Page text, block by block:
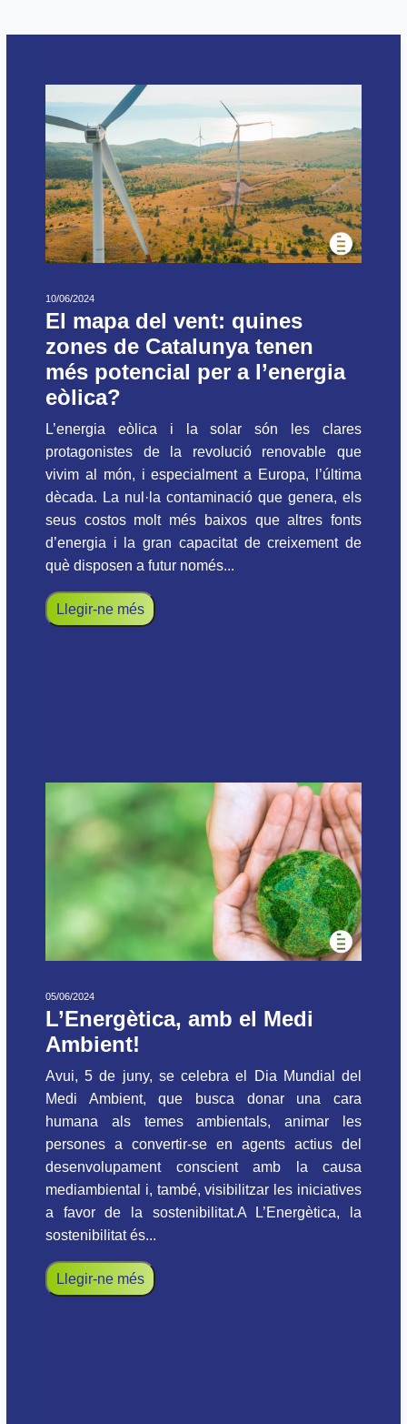
10/06/2024
El mapa del vent: quines
zones de Catalunya tenen
més potencial per a l’energia
eòlica?
L’energia eòlica i la solar són les clares
protagonistes de la revolució renovable que
vivim al món, i especialment a Europa, l’última
dècada. La nul·la contaminació que genera, els
seus costos molt més baixos que altres fonts
d’energia i la gran capacitat de creixement de
què disposen a futur només...
Llegir-ne més
05/06/2024
L’Energètica, amb el Medi
Ambient!
Avui, 5 de juny, se celebra el Dia Mundial del
Medi Ambient, que busca donar una cara
humana als temes ambientals, animar les
persones a convertir-se en agents actius del
desenvolupament conscient amb la causa
mediambiental i, també, visibilitzar les iniciatives
a favor de la sostenibilitat.A L’Energètica, la
sostenibilitat és...
Llegir-ne més